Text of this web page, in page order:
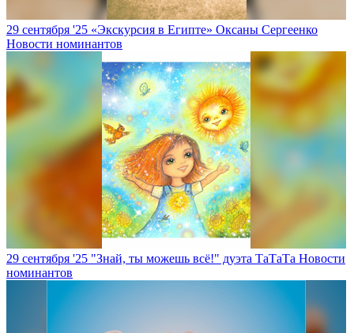
29 сентября '25 «Экскурсия в Египте» Оксаны Сергеенко
Новости номинантов
29 сентября '25 "Знай, ты можешь всё!" дуэта ТаТаТа Новости
номинантов